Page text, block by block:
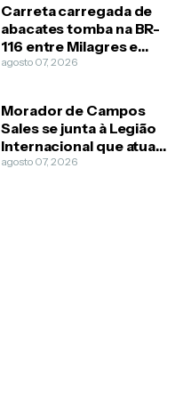
Carreta carregada de
abacates tomba na BR-
116 entre Milagres e
Barro
agosto 07, 2026
Morador de Campos
Sales se junta à Legião
Internacional que atua
na guerra da Ucrânia
agosto 07, 2026